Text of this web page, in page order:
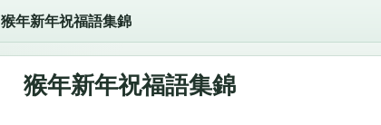
猴年新年祝福語集錦
猴年新年祝福語集錦